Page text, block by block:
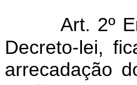
Art. 2º
Decreto-lei,
arrecadação